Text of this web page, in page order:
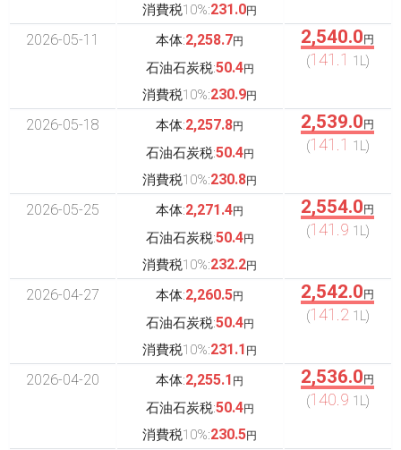
消費税10%:231.0円
2026-05-11 本体:2,258.7円
石油石炭税:50.4円
消費税10%:230.9円
2,540.0 円
(141.1 1L)
2026-05-18 本体:2,257.8円
石油石炭税:50.4円
消費税10%:230.8円
2,539.0 円
(141.1 1L)
2026-05-25 本体:2,271.4円
石油石炭税:50.4円
消費税10%:232.2円
2,554.0 円
(141.9 1L)
2026-04-27 本体:2,260.5円
石油石炭税:50.4円
消費税10%:231.1 円
2,542.0 円
(141.2 1L)
2026-04-20 本体:2,255.1 円
石油石炭税:50.4円
消費税10%:230.5円
2,536.0 円
(140.9 1L)